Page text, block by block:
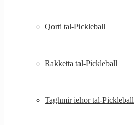
Qorti tal-Pickleball
Rakketta tal-Pickleball
Tagħmir ieħor tal-Pickleball